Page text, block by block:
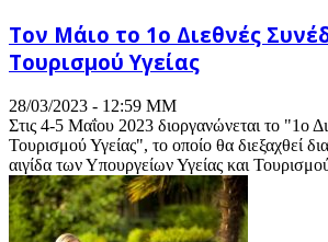
Tον Μάιο το 1ο Διεθνές
Τουρισμού Υγείας
28/03/2023 - 12:59 ΜΜ
Στις 4-5 Μαΐου 2023 διοργανώνεται το "1ο
Τουρισμού Υγείας", το οποίο θα διεξαχθεί
αιγίδα των Υπουργείων Υγείας και